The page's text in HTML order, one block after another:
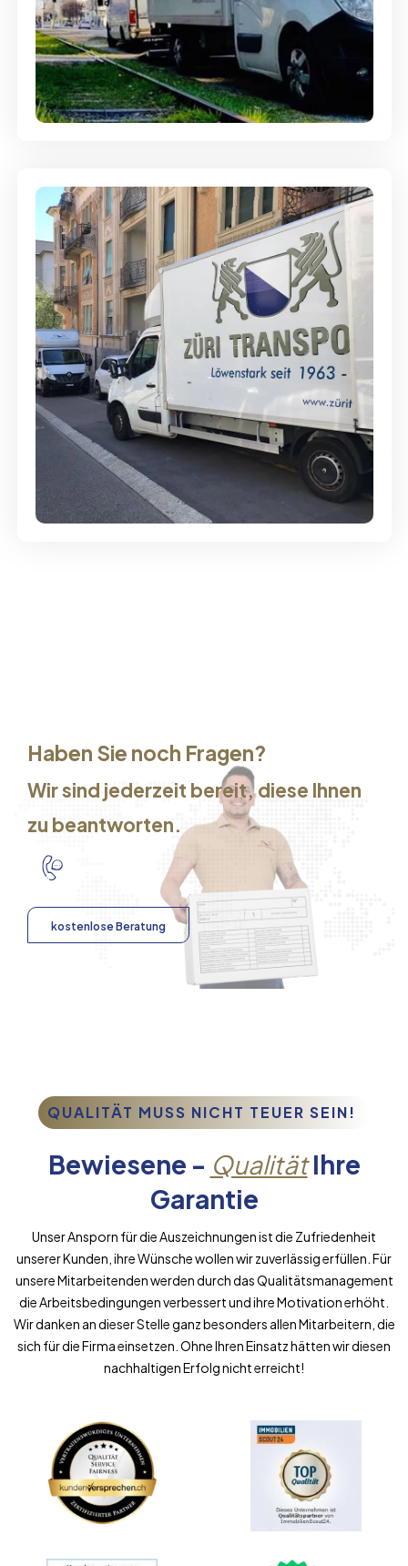
Ein- und Auspackservice
Günstige Umzüge - Hervorragender
Service
Haben Sie noch Fragen?
Wir sind jederzeit bereit, diese Ihnen
zu beantworten.
kostenlose Beratung
QUALITÄT MUSS NICHT TEUER SEIN!
Bewiesene - QualitätIhre
Garantie
Unser Ansporn für die Auszeichnungen ist die Zufriedenheit
unserer Kunden, ihre Wünsche wollen wir zuverlässig erfüllen. Für
unsere Mitarbeitenden werden durch das Qualitätsmanagement
die Arbeitsbedingungen verbessert und ihre Motivation erhöht.
Wir danken an dieser Stelle ganz besonders allen Mitarbeitern, die
sich für die Firma einsetzen. Ohne Ihren Einsatz hätten wir diesen
nachhaltigen Erfolg nicht erreicht!